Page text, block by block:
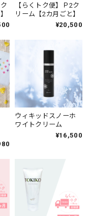
【らくトク便】Ｐ2ク
リーム【2カ月ごと】
¥20,500
ウィキッドスノーホ
ワイトクリーム
¥16,500